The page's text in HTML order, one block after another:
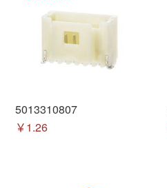
5013310807
￥1.26